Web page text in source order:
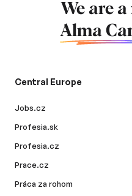
We are
Alma
Central Europe
Jobs.cz
Profesia.sk
Profesia.cz
Prace.cz
Práca za rohom